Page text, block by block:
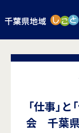
「仕事」
会 千葉県